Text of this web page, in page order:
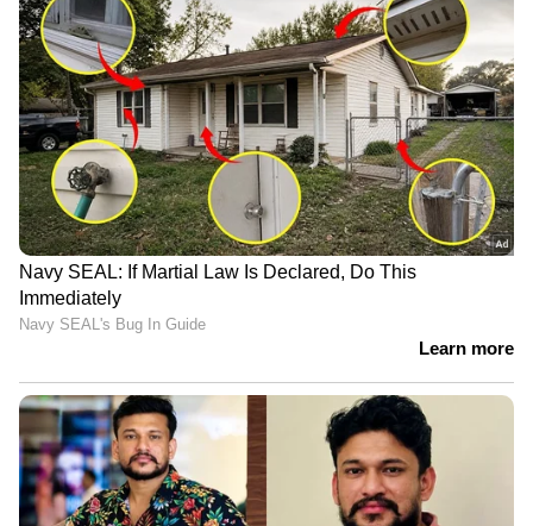
അഹമ്മദാബാദിൽ ഇന്ന്
ജീവന്‍മരണ പോരാട്ടം;
ചെന്നൈയുടെ പ്ലേ ഓഫ്
വിധി ഇന്നറിയാം,
വഴിമുടക്കാൻ ഗില്ലിന്‍റെ
ഗുജറാത്ത്
ക്യാപ്റ്റൻ ഹാര്‍ദിക്
തിരിച്ചെത്തി, മുംബൈ
വീണ്ടും തോറ്റു; പ്ലേ ഓഫ്
പ്രതീക്ഷകൾ നിലനിർത്തി
കൊല്‍ക്കത്ത, തിളങ്ങി
മനീഷ് പാണ്ഡെ
LATEST VIDEOS
ജലനിരപ്പ് കുറഞ്ഞെങ്കിലും ദുരിതം